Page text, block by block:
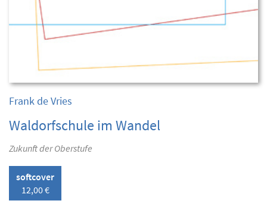
Frank de Vries
Waldorfschule im Wandel
Zukunft der Oberstufe
softcover
12,00 €